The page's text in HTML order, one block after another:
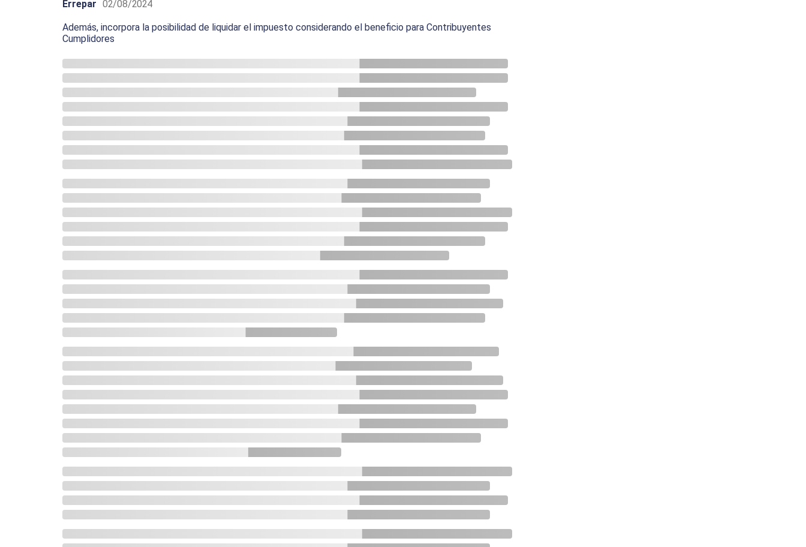
Errepar 02/08/2024
Además, incorpora la posibilidad de liquidar el impuesto considerando el beneficio para Contribuyentes
Cumplidores